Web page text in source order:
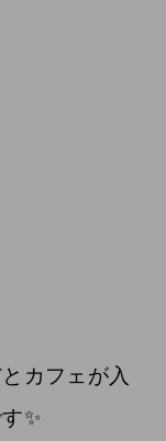
カフェが入
✨